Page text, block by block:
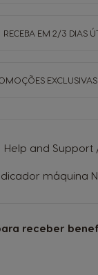
RECEBA EM 2/3 DIAS
EXCLUSIVAS
Help and Support
máquina
receber